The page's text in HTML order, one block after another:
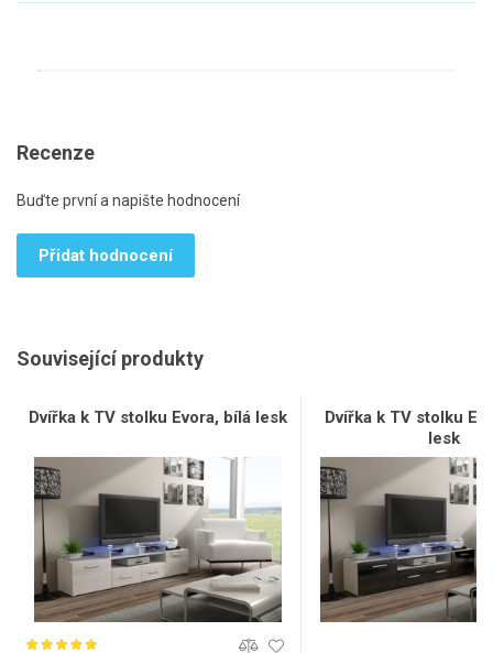
Recenze
Buďte první a napište hodnocení
Přidat hodnocení
Související produkty
Dvířka k TV stolku Evora, bílá lesk
Dvířka k TV stolku
lesk